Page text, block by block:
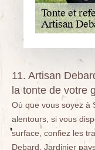
11. Artisan
la tonte de votre
Où que vous soyez à
alentours, si vous
surface, confiez les
Debard. Jardinier